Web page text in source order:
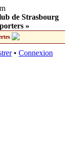
de Strasbourg
»
• Connexion